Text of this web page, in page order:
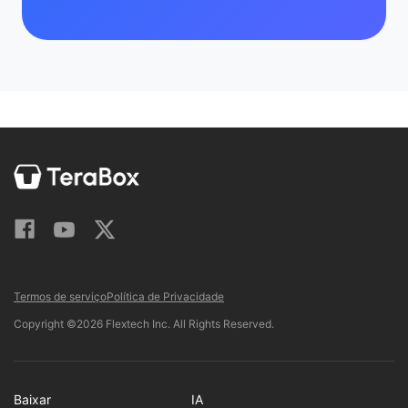
Termos de serviçoPolítica de Privacidade
Copyright ©2026 Flextech Inc. All Rights Reserved.
Baixar IA